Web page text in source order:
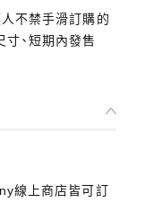
人不禁手滑訂購的
、短期內發售
線上商店皆可訂